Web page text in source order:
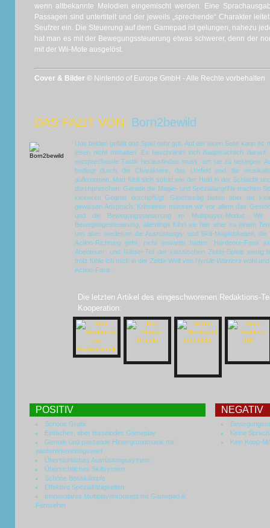
wenn altbekannte Melodien eingemischt werden. Eine
Passagen sind untertitelt und der jeweils „sprechende“ Charakter
Seufzer ein. Die Steuerung auf dem Gamepad ist gelungen, nahezu
hat man es mit der Bewegungssteuerung etwas schwerer, denn der
mit der Wii-Mote ausgelöst.
Cover & Bilder © Nintendo of Europe GmbH - Alle Rechte vorbehalten
DAS FAZIT VON: Born2bewild
Uns beiden gefällt das Spiel sehr gut. Auf der einen Seite kann es
lösen nicht mithalten. Es beschränkt sich hauptsächlich
entsprechende Taktik herausfinden muss, um sie zu besiegen.
bedingt durch die Charaktere, das Umfeld und die
aufkommen. Man fühlt sich sofort wie der Held in der Schlacht
durchpreschen. Gerade die Magie- und Spezialangriffe machen
kleineren Gegner durchpflügt. Gleichzeitig bieten aber die
gewissen Anspruch. Kritisieren müssen wir vor allem das
und die Bewegungssteuerung im Multiplayer-Modus.
Bewegungssteuerung, allerdings führt sie hier eher zu einem
uns aber wiederum die Ausrüstungs- und Skill-Möglichkeiten,
Action-Richtung geht, nicht erwartet hätten. Hardcore-Fans
Abenteuer- und Rätsel-Teil der klassischen Zelda-Spiele wenig
trotz fühle ich mich in der Zelda-Welt von Hyrule Warriors wohl
Action-Fans.
Die letzten Artikel des eingeschworenen Redaktions-
Kooperation:
POSITIV NEGATIV
Schöne Grafik
Einfaches, aber fesselndes Gameplay
Geniale und passende Hintergrundmusik mit
wiedererkennungswert
Übersichtliches Ausrüstungssystem
Übersichtliches Skillsystem
Schöne Bosskämpfe
Effektive Spezialfähigkeiten
Innnovatives Multiplayerkonzept mit Gamepad &
Fernseher
Keine
Kein Koop-